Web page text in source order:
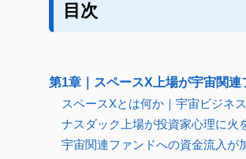
目次
第1章｜スペースX上場が宇宙関連
スペースXとは何か｜宇宙ビジネ
ナスダック上場が投資家心理に火
宇宙関連ファンドへの資金流入が